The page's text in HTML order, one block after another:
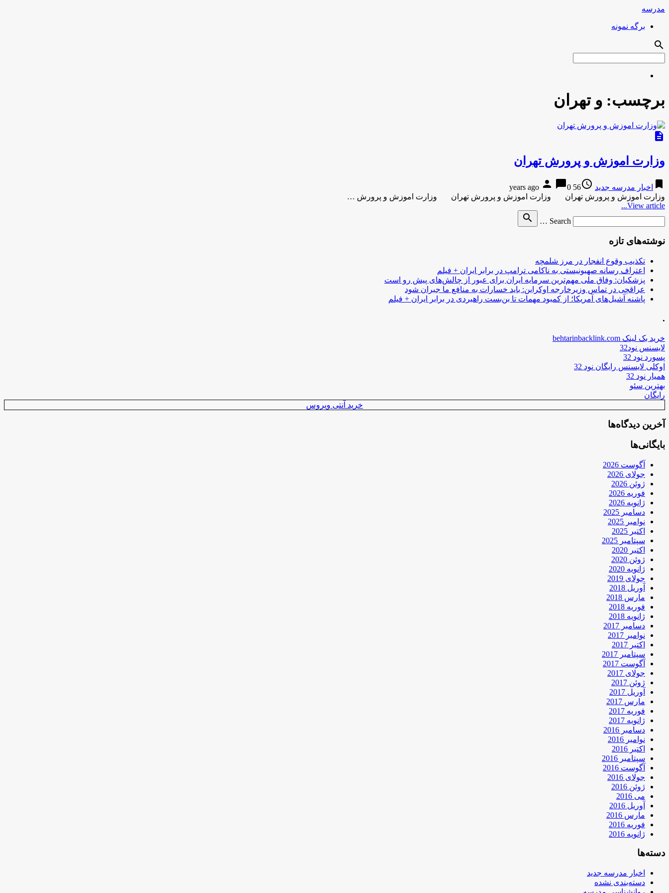
مدرسه
برگه نمونه
search
برچسب: و تهران
description
وزارت اموزش و پرورش تهران
bookmark اخبار مدرسه جدید access_time
56 years ago
person chat_bubble0
وزارت اموزش و پرورش تهران وزارت اموزش و پرورش تهران وزارت اموزش و پرورش …
View article...
Search …
search
نوشته‌های تازه
تکذیب وقوع انفجار در مرز شلمچه
اعتراف رسانه صهیونیستی به ناکامی ترامپ در برابر ایران + فیلم
پزشکیان: وفاق ملی مهم‌ترین سرمایه ایران برای عبور از چالش‌های پیش رو است
عراقچی در تماس وزیرخارجه اوکراین: باید خسارات به منافع ما جبران شود
پاشنه آشیل‌های آمریکا؛ از کمبود مهمات تا بن‌بست راهبردی در برابر ایران + فیلم
.
خرید بک لینک behtarinbacklink.com
لایسنس نود32
پسورد نود 32
اوکلی لایسنس رایگان نود 32
همیار نود 32
بهترین سئو
رایگان
خرید آنتی ویروس
آخرین دیدگاه‌ها
بایگانی‌ها
آگوست 2026
جولای 2026
ژوئن 2026
فوریه 2026
ژانویه 2026
دسامبر 2025
نوامبر 2025
اکتبر 2025
سپتامبر 2025
اکتبر 2020
ژوئن 2020
ژانویه 2020
جولای 2019
آوریل 2018
مارس 2018
فوریه 2018
ژانویه 2018
دسامبر 2017
نوامبر 2017
اکتبر 2017
سپتامبر 2017
آگوست 2017
جولای 2017
ژوئن 2017
آوریل 2017
مارس 2017
فوریه 2017
ژانویه 2017
دسامبر 2016
نوامبر 2016
اکتبر 2016
سپتامبر 2016
آگوست 2016
جولای 2016
ژوئن 2016
می 2016
آوریل 2016
مارس 2016
فوریه 2016
ژانویه 2016
دسته‌ها
اخبار مدرسه جدید
دسته‌بندی نشده